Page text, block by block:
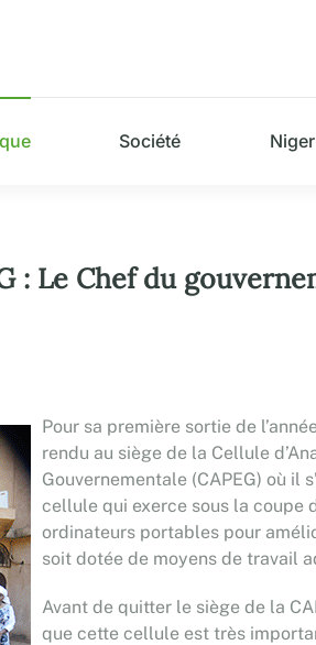
Société Niger
: Le Chef du
Pour sa première sortie de
rendu au siège de la Cellule
Gouvernementale (CAPEG) où il
cellule qui exerce sous la coupe
ordinateurs portables pour
soit dotée de moyens de travail
Avant de quitter le siège de la
que cette cellule est très